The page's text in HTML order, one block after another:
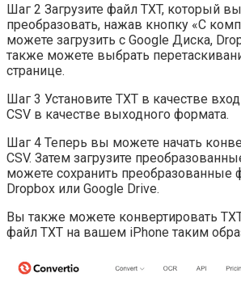
Шаг 2 Загрузите файл TXT, который вы
преобразовать, нажав кнопку «С
можете загрузить с Google Диска,
также можете выбрать
странице.
Шаг 3 Установите TXT в качестве
CSV в качестве выходного формата.
Шаг 4 Теперь вы можете начать
CSV. Затем загрузите
можете сохранить преобразованные
Dropbox или Google Drive.
Вы также можете конвертировать
файл TXT на вашем iPhone таким